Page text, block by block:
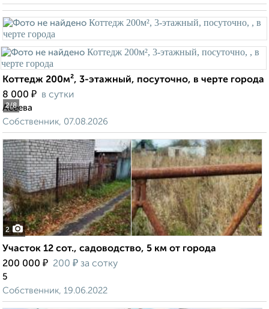
2/8
Коттедж 200м², 3-этажный, посуточно, в черте города
8 000 ₽ в сутки
Асеева
Собственник, 07.08.2026
2
Участок 12 сот., садоводство, 5 км от города
200 000 ₽ 200 ₽ за сотку
5
Собственник, 19.06.2022